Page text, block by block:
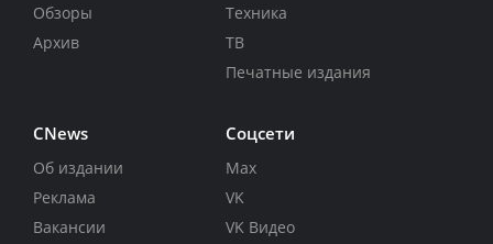
Обзоры
Архив
Техника
ТВ
Печатные издания
CNews
Об издании
Реклама
Вакансии
Соцсети
Max
VK
VK Видео